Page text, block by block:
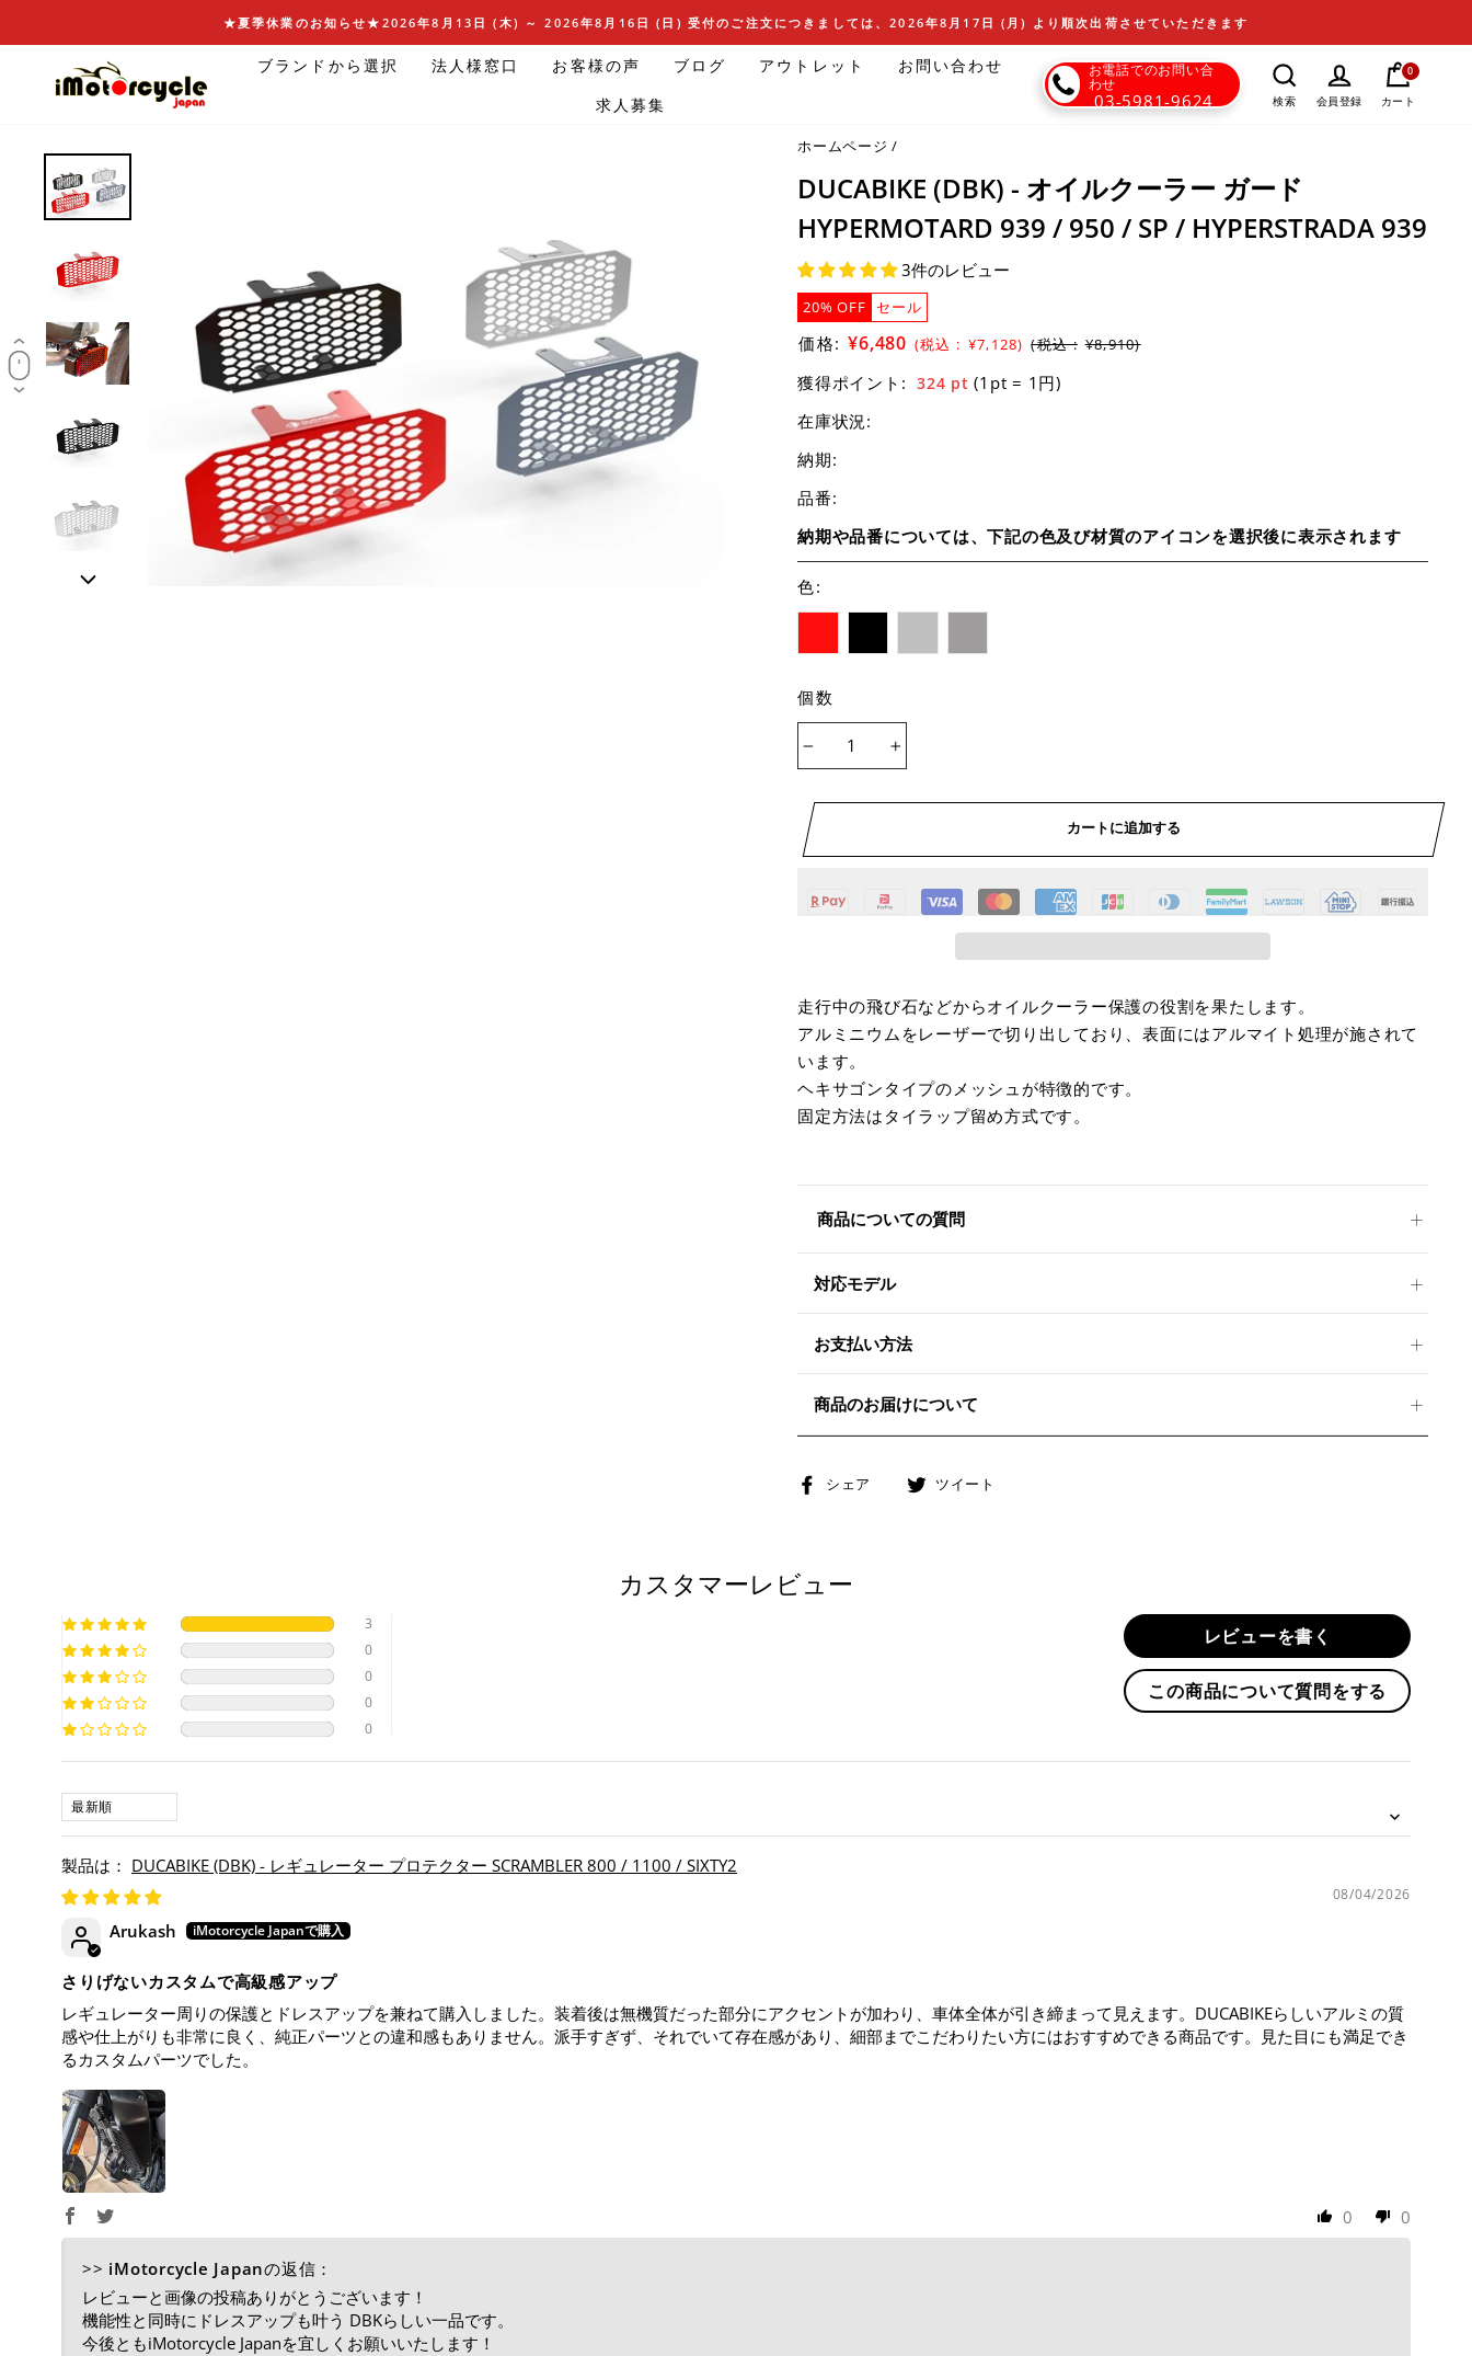
ン
★夏季休業のお知らせ★2026年8月13日 (木) ～ 2026年8月16日 (日) 受付のご注文につきましては、2026年8月17日 (月) より順次出荷させていただきます
ブランドから選択 法人様窓口 お客様の声 ブログ アウトレット
お問い合わせ
求人募集
お電話でのお問い合
わせ
03-5981-9624 検索 会員登録 カート
0
ホームページ /
DUCABIKE (DBK) - オイルクーラー ガード
HYPERMOTARD 939 / 950 / SP / HYPERSTRADA 939
3件のレビュー
20% OFF セール
セ
ル
価
格
価格: ¥6,480 (税込 : ¥7,128) (税込 : ¥8,910)
獲得ポイント: 324 pt(1pt = 1円)
在庫状況:
納期:
品番:
納期や品番については、下記の色及び材質のアイコンを選択後に表示されます
色:
個数
カートに追加する
走行中の飛び石などからオイルクーラー保護の役割を果たします。
アルミニウムをレーザーで切り出しており、表面にはアルマイト処理が施されて
います。
ヘキサゴンタイプのメッシュが特徴的です。
固定方法はタイラップ留め方式です。
商品についての質問
対応モデル
お支払い方法
商品のお届けについて
シェア
Facebookツイート
カスタマーレビュー
3
0
0
0
0
レビューを書く
この商品について質問をする
SORT BY
DUCABIKE (DBK) - レギュレーター プロテクター SCRAMBLER 800 / 1100 / SIXTY2
08/04/2026
Arukash
さりげないカスタムで高級感アップ
レギュレーター周りの保護とドレスアップを兼ねて購入しました。装着後は無機質だった部分にアクセントが加わり、車体全体が引き締まって見えます。DUCABIKEらしいアルミの質
感や仕上がりも非常に良く、純正パーツとの違和感もありません。派手すぎず、それでいて存在感があり、細部までこだわりたい方にはおすすめできる商品です。見た目にも満足でき
るカスタムパーツでした。
0 0
>> iMotorcycle Japanの返信：
レビューと画像の投稿ありがとうございます！
機能性と同時にドレスアップも叶う DBKらしい一品です。
今後ともiMotorcycle Japanを宜しくお願いいたします！